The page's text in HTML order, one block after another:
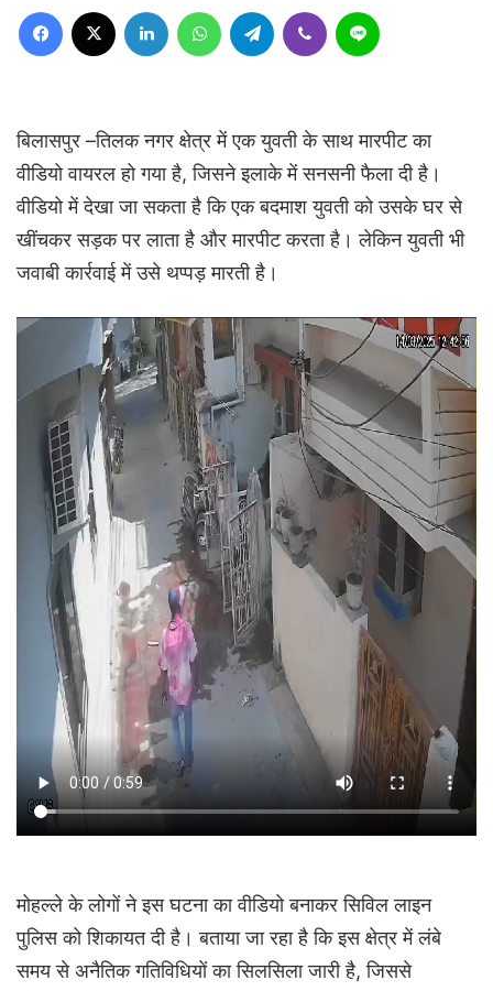
Facebook LinkedIn WhatsAppTelegram Viber
बिलासपुर –तिलक नगर क्षेत्र में एक युवती के साथ मारपीट का
वीडियो वायरल हो गया है, जिसने इलाके में सनसनी फैला दी है।
वीडियो में देखा जा सकता है कि एक बदमाश युवती को उसके घर से
खींचकर सड़क पर लाता है और मारपीट करता है। लेकिन युवती भी
जवाबी कार्रवाई में उसे थप्पड़ मारती है।
मोहल्ले के लोगों ने इस घटना का वीडियो बनाकर सिविल लाइन
पुलिस को शिकायत दी है। बताया जा रहा है कि इस क्षेत्र में लंबे
समय से अनैतिक गतिविधियों का सिलसिला जारी है, जिससे